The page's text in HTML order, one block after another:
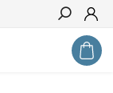
Hledat